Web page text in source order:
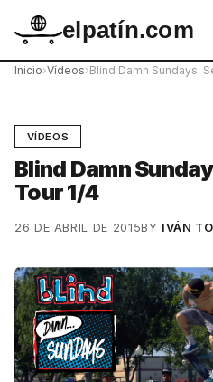
elpatín.com
Inicio›Vídeos›Blind Damn Sundays:
VÍDEOS
Blind Damn
Tour 1/4
26 DE ABRIL DE 2015BY IVÁN